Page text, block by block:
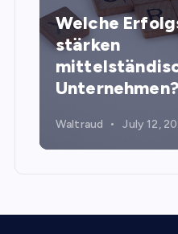
Welche
stärken
Unternehmen?
Waltraud July 12,